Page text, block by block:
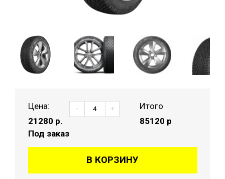
Цена:
21280 р.
Под заказ
- +
Итого
85120 р
В КОРЗИНУ